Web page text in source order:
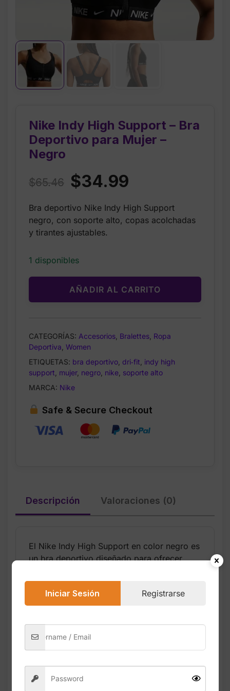
Nike Indy High Support – Bra
Deportivo para Mujer –
Negro
$65.46
Original
was:
$65.46.
$34.99
is:
Bra deportivo Nike Indy High Support
negro, con soporte alto, copas acolchadas
y tirantes ajustables.
1 disponibles
AÑADIR AL CARRITO
CATEGORÍAS: Accesorios Bralettes Ropa
Deportiva Women
ETIQUETAS: bra deportivo dri‑fit indy high
support mujer, negro nike soporte alto
MARCA: Nike
Safe & Secure Checkout
Descripción Valoraciones (0)
El Nike Indy High Support en color negro es
un bra deportivo diseñado para ofrecer
intensos como running, HIIT, saltos, cardio y
sesiones de fuerza. Su diseño combina
comodidad, estabilidad y un estilo moderno
Cuenta con copas acolchadas que brindan
forma y soporte, además de un sistema de
tirantes ajustables que permite personalizar
el ajuste según la necesidad. La tecnología
Iniciar Sesión Registrarse